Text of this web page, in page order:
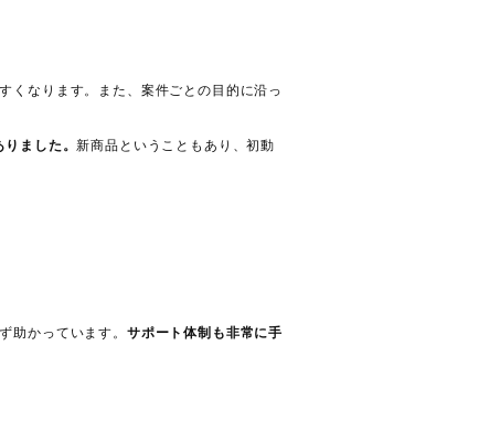
くなります。また、案件ごとの目的に沿っ
りました。新商品ということもあり、初動
助かっています。 サポート体制も非常に手